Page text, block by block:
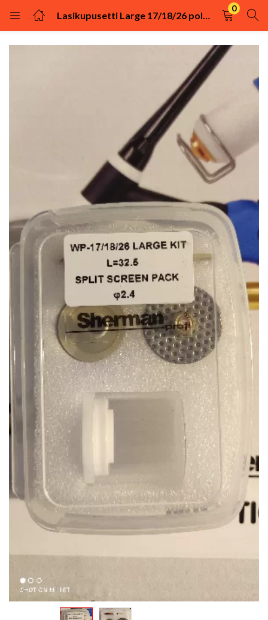
Lasikupusetti Large 17/18/26 polttimiin
0
KIRJAUDU
REKISTÖRÖIDY
Kirjaudu sisään käyttäjätunnuksella ja salasanalla.
Kirjaudu
Uhditko salasanasi?